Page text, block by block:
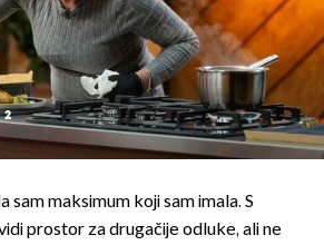
2
maksimum koji sam imala. S
prostor za drugačije odluke, ali ne